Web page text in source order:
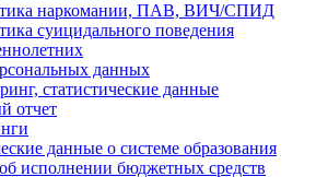
наркомании, ПАВ, ВИЧ/СПИД
суицидального поведения
данных
статистические данные
отчет
данные о системе образования
исполнении бюджетных средств